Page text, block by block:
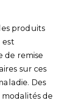
produits
est
de remise
sur ces
Des
modalités de